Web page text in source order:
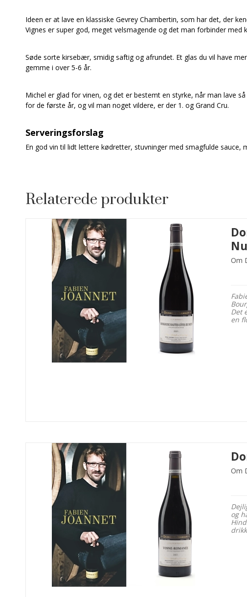
Ideen er at lave en klassiske Gevrey Chambertin, som har det, der
Vignes er super god, meget velsmagende og det man forbinder med
Søde sorte kirsebær, smidig saftig og afrundet. Et glas du vil have
gemme i over 5-6 år.
Michel er glad for vinen, og det er bestemt en styrke, når man lave
for de første år, og vil man noget vildere, er der 1. og Grand Cru.
Serveringsforslag
En god vin til lidt lettere kødretter, stuvninger med smagfulde
Relaterede produkter
Om
Det
en
Om
og